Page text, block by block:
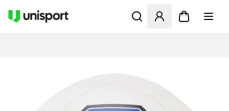
Åbner en Modal til at